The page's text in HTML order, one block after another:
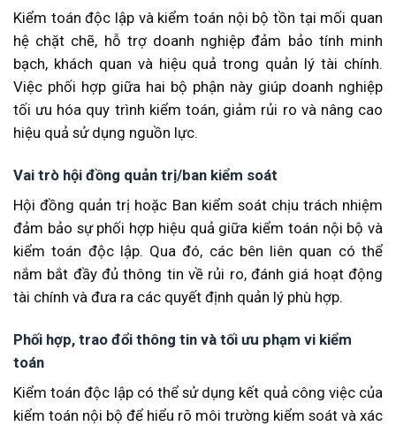
Kiểm toán độc lập và kiểm toán nội bộ tồn tại mối quan
hệ chặt chẽ, hỗ trợ doanh nghiệp đảm bảo tính minh
bạch, khách quan và hiệu quả trong quản lý tài chính.
Việc phối hợp giữa hai bộ phận này giúp doanh nghiệp
tối ưu hóa quy trình kiểm toán, giảm rủi ro và nâng cao
hiệu quả sử dụng nguồn lực.
Vai trò hội đồng quản trị/ban kiểm soát
Hội đồng quản trị hoặc Ban kiểm soát chịu trách nhiệm
đảm bảo sự phối hợp hiệu quả giữa kiểm toán nội bộ và
kiểm toán độc lập. Qua đó, các bên liên quan có thể
nắm bắt đầy đủ thông tin về rủi ro, đánh giá hoạt động
tài chính và đưa ra các quyết định quản lý phù hợp.
Phối hợp, trao đổi thông tin và tối ưu phạm vi kiểm
toán
Kiểm toán độc lập có thể sử dụng kết quả công việc của
kiểm toán nội bộ để hiểu rõ môi trường kiểm soát và xác